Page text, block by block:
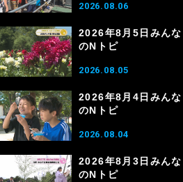
2026.08.06
2026年8月5日みんな
のNトピ
2026.08.05
2026年8月4日みんな
のNトピ
2026.08.04
2026年8月3日みんな
のNトピ